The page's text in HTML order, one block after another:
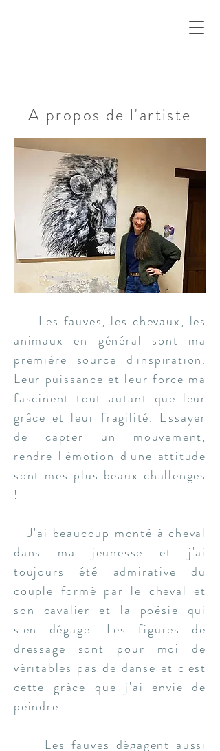
A propos de l'artiste
Les fauves, les chevaux, les
animaux en général sont ma
première source d'inspiration.
Leur puissance et leur force ma
fascinent tout autant que leur
grâce et leur fragilité. Essayer
de capter un mouvement,
rendre l'émotion d'une attitude
sont mes plus beaux challenges
!
J'ai beaucoup monté à cheval
dans ma jeunesse et j'ai
toujours été admirative du
couple formé par le cheval et
son cavalier et la poésie qui
s'en dégage. Les figures de
dressage sont pour moi de
véritables pas de danse et c'est
cette grâce que j'ai envie de
peindre.
Les fauves dégagent aussi